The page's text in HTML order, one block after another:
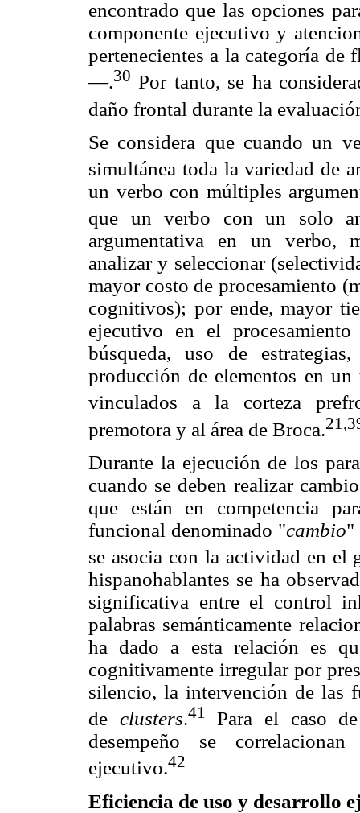
encontrado que las opciones
componente ejecutivo y
pertenecientes a la categoría
—.30 Por tanto, se ha
daño frontal durante la
Se considera que cuando un
simultánea toda la variedad de
un verbo con múltiples
que un verbo con un solo
argumentativa en un verbo,
analizar y seleccionar
mayor costo de procesamiento
cognitivos); por ende, mayor
ejecutivo en el
búsqueda, uso de
producción de elementos en un
vinculados a la corteza
premotora y al área de Broca.
Durante la ejecución de los
cuando se deben realizar
que están en competencia
funcional denominado "cambio"
se asocia con la actividad en
hispanohablantes se ha
significativa entre el control
palabras semánticamente
ha dado a esta relación es
cognitivamente irregular por
silencio, la intervención de las
de clusters.41
Para el caso
desempeño se
ejecutivo.42
Eficiencia de uso y desarrollo